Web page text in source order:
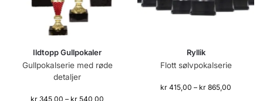
Ildtopp Gullpokaler
Gullpokalserie med røde
detaljer
kr 345,00 – kr 540,00
Ryllik
Flott sølvpokalserie
kr 415,00 – kr 865,00